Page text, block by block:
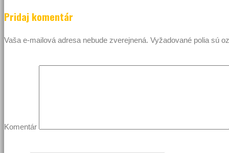
Pridaj komentár
Vaša e-mailová adresa nebude zverejnená. Vyžadované polia sú
Komentár